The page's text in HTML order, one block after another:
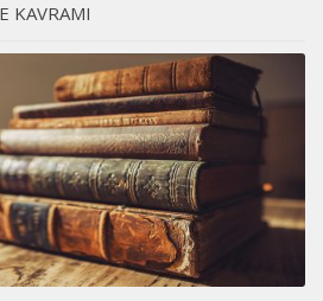
KAVRAMI